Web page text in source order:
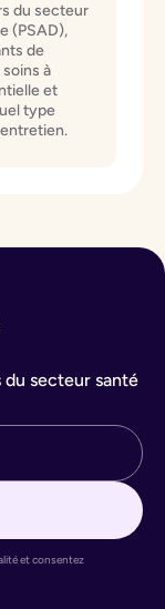
du secteur
(PSAD),
de
à
et
type
du secteur santé
et consentez